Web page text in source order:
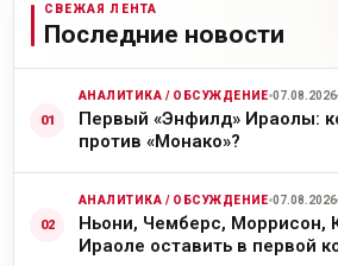
СВЕЖАЯ ЛЕНТА
Последние новости
АНАЛИТИКА / ОБСУЖДЕНИЕ 07.08.2026
Первый «Энфилд» Ираолы:
против «Монако»?
АНАЛИТИКА / ОБСУЖДЕНИЕ 07.08.2026
Ньони, Чемберс, Моррисон,
Ираоле оставить в первой